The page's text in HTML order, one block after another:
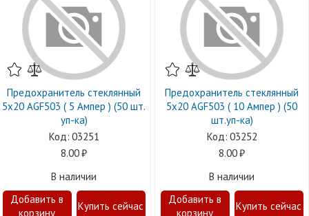
Предохранитель стеклянный
5х20 AGF503 ( 5 Ампер ) (50 шт.
уп-ка)
03251
8.00
В наличии
Предохранитель стеклянный
5х20 AGF503 ( 10 Ампер ) (50
шт.уп-ка)
03252
8.00
В наличии